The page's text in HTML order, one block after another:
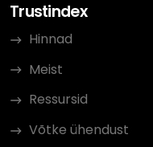
Trustindex
Hinnad
Meist
Ressursid
Võtke ühendust